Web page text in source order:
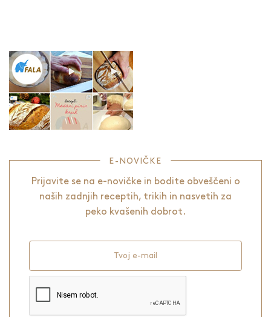
E-NOVIČKE
Prijavite se na e-novičke in bodite obveščeni o
naših zadnjih receptih, trikih in nasvetih za
peko kvašenih dobrot.
Tvoj e-mail